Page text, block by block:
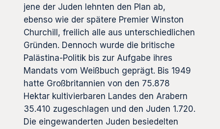
jene der Juden lehnten den Plan ab,
ebenso wie der spätere Premier Winston
Churchill, freilich alle aus unterschiedlichen
Gründen. Dennoch wurde die britische
Palästina-Politik bis zur Aufgabe ihres
Mandats vom Weißbuch geprägt. Bis 1949
hatte Großbritannien von den 75.878
Hektar kultivierbaren Landes den Arabern
35.410 zugeschlagen und den Juden 1.720.
Die eingewanderten Juden besiedelten